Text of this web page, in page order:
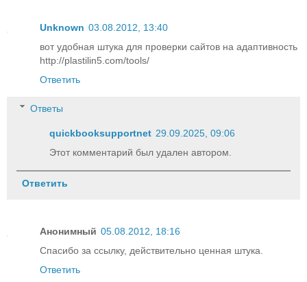
Unknown 03.08.2012, 13:40
вот удобная штука для проверки сайтов на адаптивность
http://plastilin5.com/tools/
Ответить
Ответы
quickbooksupportnet 29.09.2025, 09:06
Этот комментарий был удален автором.
Ответить
Анонимный 05.08.2012, 18:16
Спасибо за ссылку, действительно ценная штука.
Ответить